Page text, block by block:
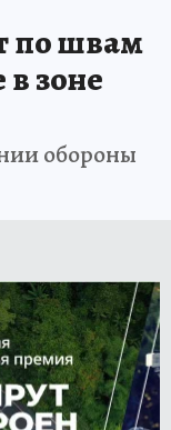
по швам
зоне
обороны